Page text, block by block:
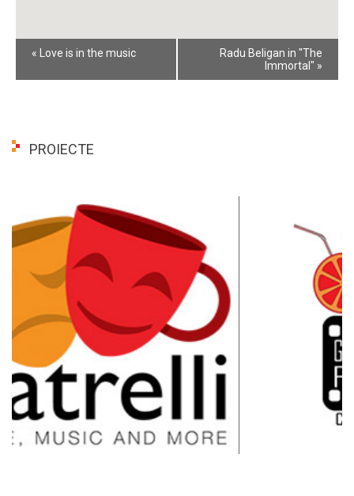
Event
« Love is in the music
Radu Beligan in "The
Immortal" »
PROIECTE